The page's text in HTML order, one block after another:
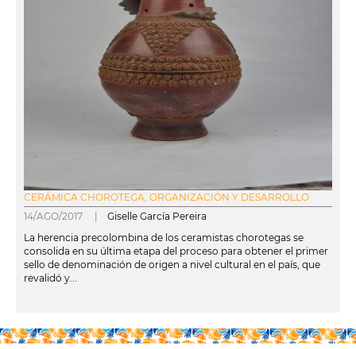
CERÁMICA CHOROTEGA, ORGANIZACIÓN Y DESARROLLO
14/AGO/2017 | Giselle García Pereira
La herencia precolombina de los ceramistas chorotegas se
consolida en su última etapa del proceso para obtener el primer
sello de denominación de origen a nivel cultural en el país, que
revalidó y...